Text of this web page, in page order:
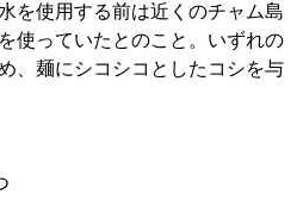
を使用する前は近くのチャム島
使っていたとのこと。いずれの
、麺にシコシコとしたコシを与